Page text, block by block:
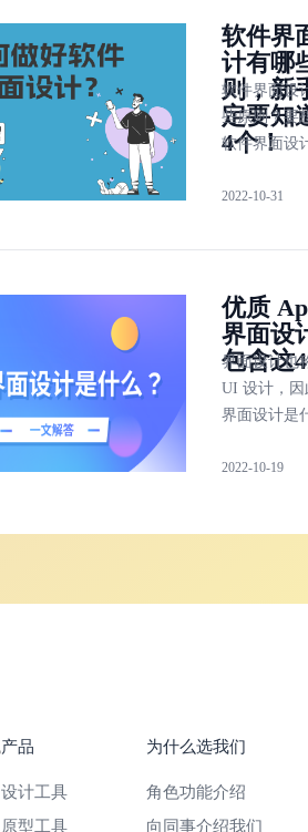
求吗？本文
个方面为大
软件界
计有哪
则，新
定要知
4个！
软件界面设
些原则？要
软件界面设
计的4大原
明了。同时
软件界面设
长补短，渐
自己的软件
计能力！
2022-10-31
优质
界面设
包含这
界面设计也
UI 设计，因
界面设计是
的 UI 设计
点!
2022-10-19
产品
设计工具
原型工具
为什么选我们
角色功能介绍
向同事介绍我们